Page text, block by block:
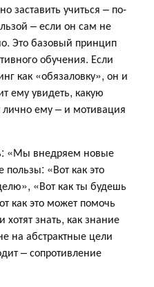
заставить учиться – по-
– если он сам не
Это базовый принцип
обучения. Если
как «обязаловку», он и
ему увидеть, какую
лично ему – и мотивация
«Мы внедряем новые
«Вот как это
«Вот как ты будешь
как это может помочь
знать, как знание
на абстрактные цели
– сопротивление